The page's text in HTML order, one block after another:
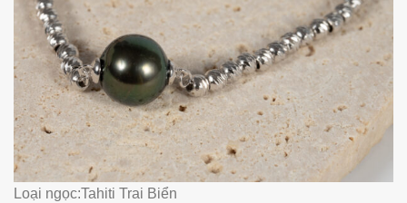
Loại ngọc:Tahiti Trai Biển